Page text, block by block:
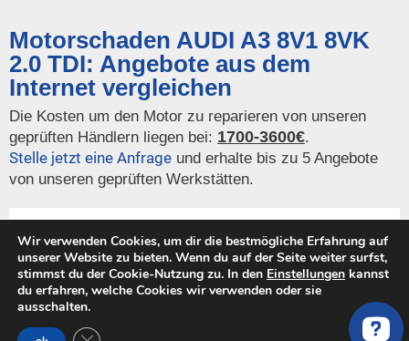
Motorschaden AUDI A3 8V1 8VK
2.0 TDI: Angebote aus dem
Internet vergleichen
Die Kosten um den Motor zu reparieren von unseren
geprüften Händlern liegen bei: 1700-3600€.
Stelle jetzt eine Anfrage und erhalte bis zu 5 Angebote
von unseren geprüften Werkstätten.
TFSI Motor BWA Instandsetzung
EUR 3.490,00
Wir verwenden Cookies, um dir die bestmögliche Erfahrung auf
unserer Website zu bieten. Wenn du auf der Seite weiter surfst,
stimmst du der Cookie-Nutzung zu. In den Einstellungen kannst
du erfahren, welche Cookies wir verwenden oder sie
ausschalten.
GDPR Cookie-Banner schließen